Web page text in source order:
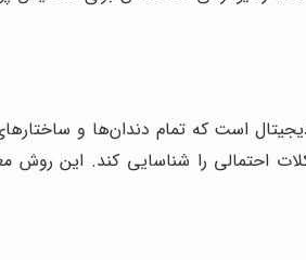
است که تمام دندان‌ها و
احتمالی را شناسایی کند. این روش